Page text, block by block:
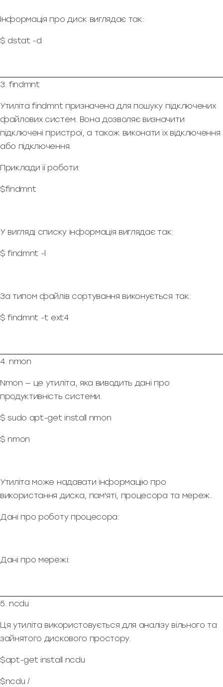
Інформація про диск виглядає так:
$ dstat -d
3. findmnt
Утиліта findmnt призначена для пошуку підключених
файлових систем. Вона дозволяє визначити
підключені пристрої, а також виконати їх відключення
або підключення.
Приклади її роботи:
$findmnt
У вигляді списку інформація виглядає так:
$ findmnt -l
За типом файлів сортування виконується так:
$ findmnt -t ext4
4. nmon
Nmon — це утиліта, яка виводить дані про
продуктивність системи.
$ sudo apt-get install nmon
$ nmon
Утиліта може надавати інформацію про
використання диска, пам'яті, процесора та мереж.
Дані про роботу процесора:
Дані про мережі:
5. ncdu
Ця утиліта використовується для аналізу вільного та
зайнятого дискового простору.
$apt-get install ncdu
$ncdu /